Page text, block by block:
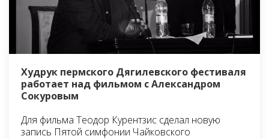
Худрук пермского Дягилевского фестиваля
работает над фильмом с Александром
Сокуровым
Для фильма Теодор Курентзис сделал новую
запись Пятой симфонии Чайковского